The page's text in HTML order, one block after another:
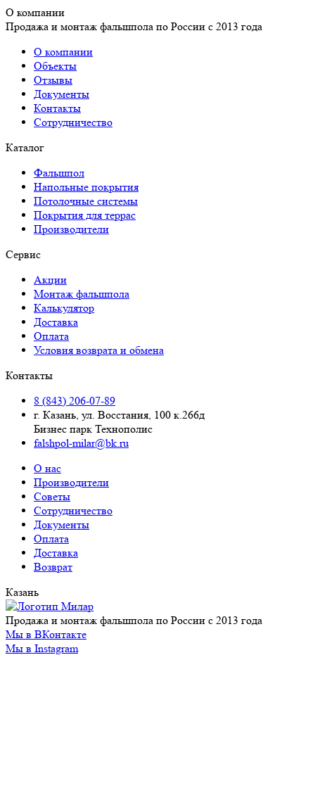
О компании
Продажа и монтаж фальшпола по России с 2013 года
О компании
Объекты
Отзывы
Документы
Контакты
Сотрудничество
Каталог
Фальшпол
Напольные покрытия
Потолочные системы
Покрытия для террас
Производители
Сервис
Акции
Монтаж фальшпола
Калькулятор
Доставка
Оплата
Условия возврата и обмена
Контакты
8 (843) 206-07-89
г. Казань, ул. Восстания, 100 к.266д
Бизнес парк Технополис
falshpol-milar@bk.ru
О нас
Производители
Советы
Сотрудничество
Документы
Оплата
Доставка
Возврат
Казань
Продажа и монтаж фальшпола по России с 2013 года
Мы в ВКонтакте
Мы в Instagram